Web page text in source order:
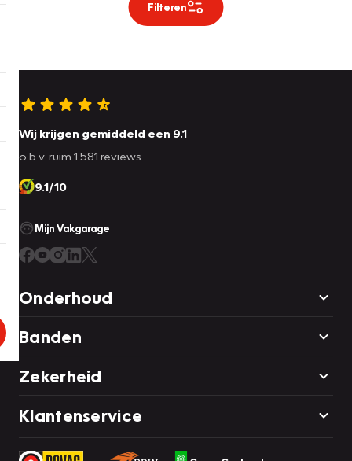
Filteren
Wij krijgen gemiddeld een 9.1
o.b.v. ruim 1.581 reviews
9.1/10
Mijn Vakgarage
Onderhoud
Banden
Zekerheid
Klantenservice